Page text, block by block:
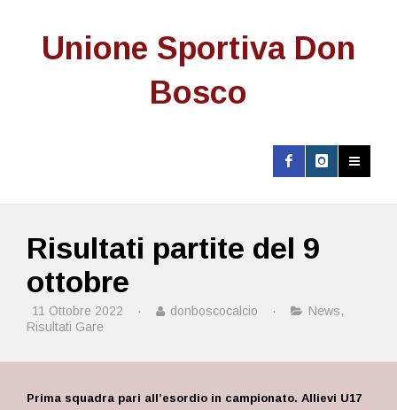
Unione Sportiva Don
Bosco
Risultati partite del 9
ottobre
11 Ottobre 2022 · donboscocalcio · News,
Risultati Gare
Prima squadra pari all’esordio in campionato. Allievi U17